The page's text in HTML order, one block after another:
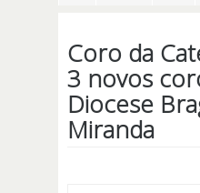
Coro da
3 novos
Diocese
Miranda